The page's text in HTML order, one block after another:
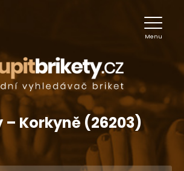
Menu
– Korkyně (26203)